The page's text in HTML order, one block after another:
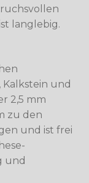
langlebig.
Kalkstein und
2,5 mm
zu den
und ist frei
und